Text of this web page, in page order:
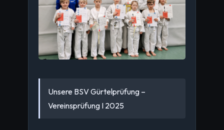
Unsere BSV Gürtelprüfung –
Vereinsprüfung I 2025